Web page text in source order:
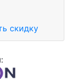
скидку